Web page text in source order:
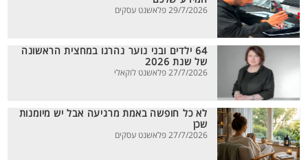
29/7/2026 פלאשנט עסקים
64 ילדים ובני נוער נהרגו במחצית הראשונה
של שנת 2026
27/7/2026 פלאשנט לוקאלי
לא כל חופשה באמת מרגיעה אבל יש מיומנות
שכן
27/7/2026 פלאשנט עסקים